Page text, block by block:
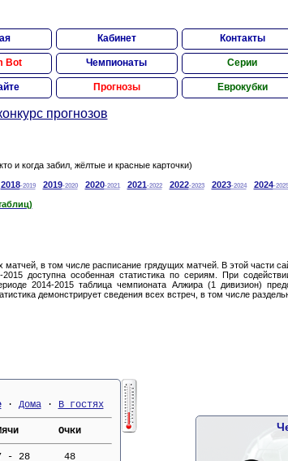
Кабинет Контакты
Bot Чемпионаты Серии
Прогнозы Еврокубки
прогнозов
и когда забил, жёлтые и красные карточки)
2018-2019 2019-2020 2020-2021 2021-2022 2022-2023 2023-2024 2024-2025
в том числе расписание грядущих матчей. В этой части
доступна особенная статистика по сериям. При
2014-2015 таблица чемпионата Алжира (1 дивизион)
демонстрирует сведения всех встреч, в том числе
· Дома · В гостях
Мячи       Очки
- 28      48